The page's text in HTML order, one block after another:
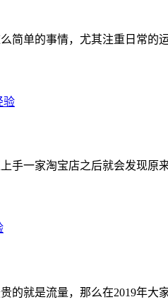
单的事情，尤其注重日常的
验
一家淘宝店之后就会发现原
就是流量，那么在2019年